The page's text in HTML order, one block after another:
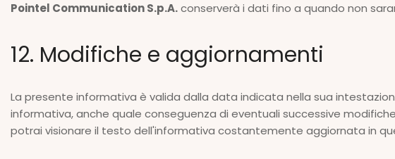
Pointel Communication S.p.A.conserverà i dati fino a quando non
12. Modifiche e aggiornamenti
La presente informativa è valida dalla data indicata nella sua
informativa, anche quale conseguenza di eventuali successive
potrai visionare il testo dell'informativa costantemente aggiornata in